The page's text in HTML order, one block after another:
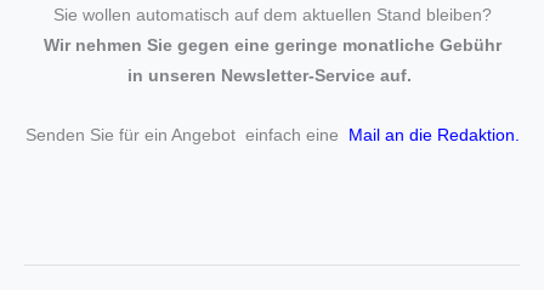
Sie wollen automatisch auf dem aktuellen Stand bleiben?
Wir nehmen Sie gegen eine geringe monatliche Gebühr
in unseren Newsletter-Service auf.
Senden Sie für ein Angebot einfach eine Mail an die Redaktion